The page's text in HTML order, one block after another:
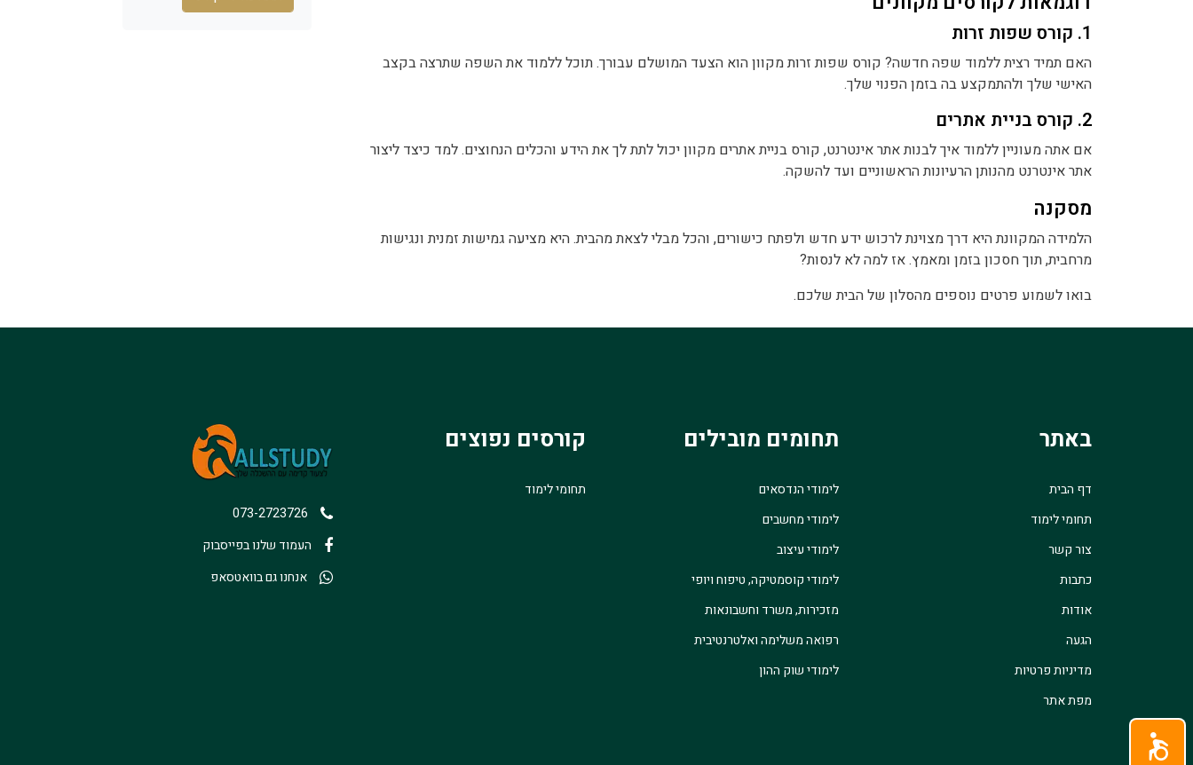
1. קורס שפות זרות
האם תמיד רצית ללמוד שפה חדשה? קורס שפות זרות מקוון הוא הצעד המושלם עבורך. תוכל ללמוד את השפה שתרצה בקצב
האישי שלך ולהתמקצע בה בזמן הפנוי שלך.
2. קורס בניית אתרים
אם אתה מעוניין ללמוד איך לבנות אתר אינטרנט, קורס בניית אתרים מקוון יכול לתת לך את הידע והכלים הנחוצים. למד כיצד ליצור
אתר אינטרנט מהנותן הרעיונות הראשוניים ועד להשקה.
מסקנה
הלמידה המקוונת היא דרך מצוינת לרכוש ידע חדש ולפתח כישורים, והכל מבלי לצאת מהבית. היא מציעה גמישות זמנית ונגישות
מרחבית, תוך חסכון בזמן ומאמץ. אז למה לא לנסות?
בואו לשמוע פרטים נוספים מהסלון של הבית שלכם.
באתר
דף הבית
תחומי לימוד
צור קשר
כתבות
אודות
הגעה
מדיניות פרטיות
מפת אתר
תחומים מובילים
לימודי הנדסאים
לימודי מחשבים
לימודי עיצוב
לימודי קוסמטיקה, טיפוח ויופי
מזכירות, משרד וחשבונאות
רפואה משלימה ואלטרנטיבית
לימודי שוק ההון
קורסים נפוצים
תחומי לימוד
073-2723726
העמוד שלנו בפייסבוק
אנחנו גם בוואטסאפ